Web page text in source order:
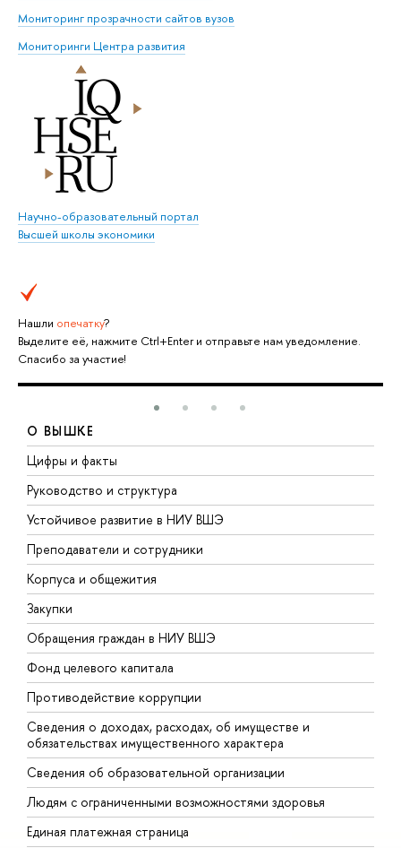
Мониторинг прозрачности сайтов вузов
Мониторинги Центра развития
Научно-образовательный портал
Высшей школы экономики
Нашли опечатку?
Выделите её, нажмите Ctrl+Enter и отправьте нам уведомление.
Спасибо за участие!
О ВЫШКЕ
Цифры и факты
Руководство и структура
Устойчивое развитие в НИУ ВШЭ
Преподаватели и сотрудники
Корпуса и общежития
Закупки
Обращения граждан в НИУ ВШЭ
Фонд целевого капитала
Противодействие коррупции
Сведения о доходах, расходах, об имуществе и
обязательствах имущественного характера
Сведения об образовательной организации
Людям с ограниченными возможностями здоровья
Единая платежная страница